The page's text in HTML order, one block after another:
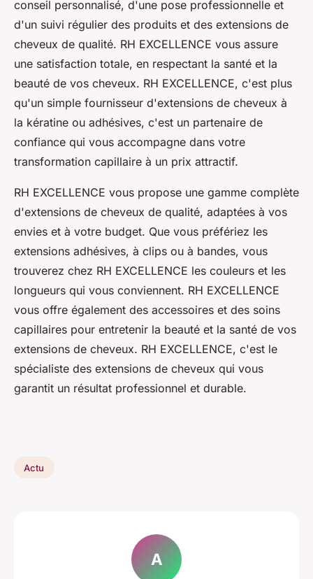
conseil personnalisé, d'une pose professionnelle et
d'un suivi régulier des produits et des extensions de
cheveux de qualité. RH EXCELLENCE vous assure
une satisfaction totale, en respectant la santé et la
beauté de vos cheveux. RH EXCELLENCE, c'est plus
qu'un simple fournisseur d'extensions de cheveux à
la kératine ou adhésives, c'est un partenaire de
confiance qui vous accompagne dans votre
transformation capillaire à un prix attractif.
RH EXCELLENCE vous propose une gamme complète
d'extensions de cheveux de qualité, adaptées à vos
envies et à votre budget. Que vous préfériez les
extensions adhésives, à clips ou à bandes, vous
trouverez chez RH EXCELLENCE les couleurs et les
longueurs qui vous conviennent. RH EXCELLENCE
vous offre également des accessoires et des soins
capillaires pour entretenir la beauté et la santé de vos
extensions de cheveux. RH EXCELLENCE, c'est le
spécialiste des extensions de cheveux qui vous
garantit un résultat professionnel et durable.
Actu
A